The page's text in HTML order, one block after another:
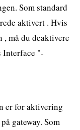
Som standard
aktivert . Hvis
må du deaktivere
Interface "-
er for aktivering
gateway. Som